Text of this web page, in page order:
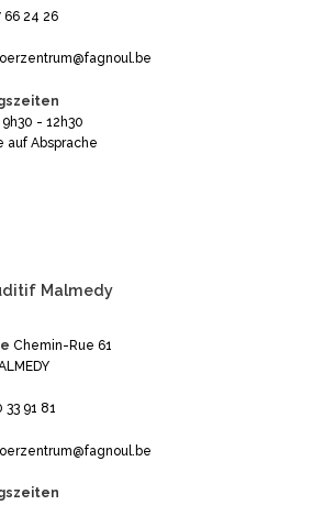
66 24 26
9h30 - 12h30
auf Absprache
Malmedy
Chemin-Rue 61
33 91 81